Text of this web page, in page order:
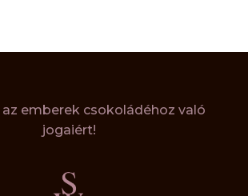
az emberek csokoládéhoz való
jogaiért!